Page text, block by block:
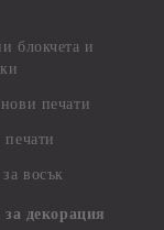
блокчета и
печати
печати
восък
декорация